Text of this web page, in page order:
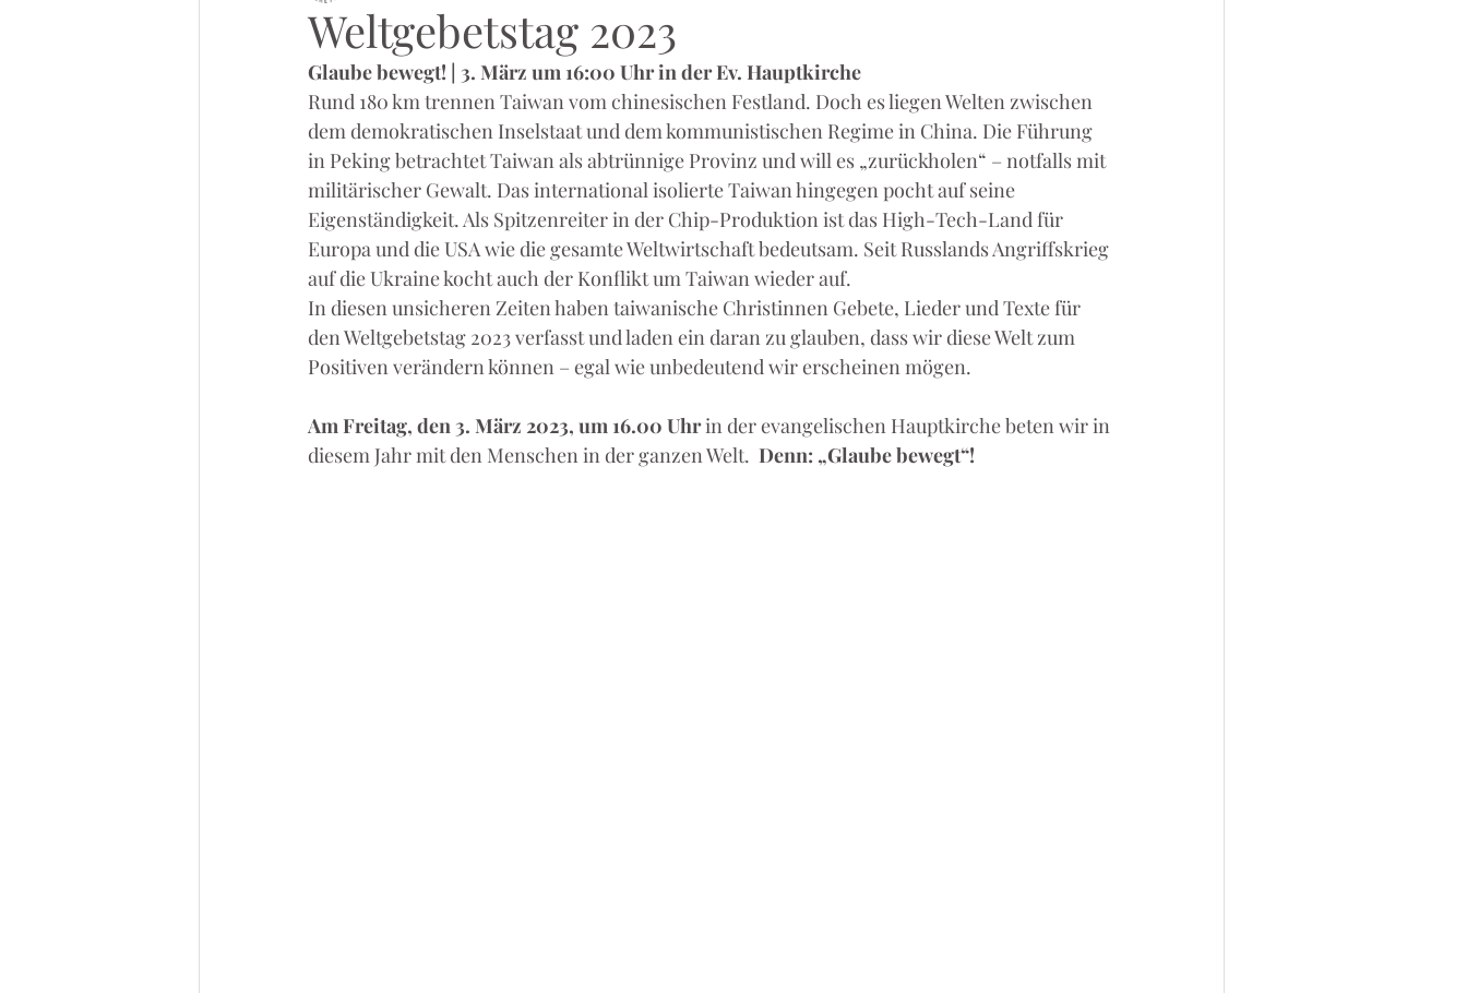
Weltgebetstag 2023
Glaube bewegt! | 3. März um 16:00 Uhr in der Ev. Hauptkirche
Rund 180 km trennen Taiwan vom chinesischen Festland. Doch es liegen Welten zwischen
dem demokratischen Inselstaat und dem kommunistischen Regime in China. Die Führung
in Peking betrachtet Taiwan als abtrünnige Provinz und will es „zurückholen“ – notfalls mit
militärischer Gewalt. Das international isolierte Taiwan hingegen pocht auf seine
Eigenständigkeit. Als Spitzenreiter in der Chip-Produktion ist das High-Tech-Land für
Europa und die USA wie die gesamte Weltwirtschaft bedeutsam. Seit Russlands Angriffskrieg
auf die Ukraine kocht auch der Konflikt um Taiwan wieder auf.
In diesen unsicheren Zeiten haben taiwanische Christinnen Gebete, Lieder und Texte für
den Weltgebetstag 2023 verfasst und laden ein daran zu glauben, dass wir diese Welt zum
Positiven verändern können – egal wie unbedeutend wir erscheinen mögen.
Am Freitag, den 3. März 2023, um 16.00 Uhr in der evangelischen Hauptkirche beten wir in
diesem Jahr mit den Menschen in der ganzen Welt. Denn: „Glaube bewegt“!